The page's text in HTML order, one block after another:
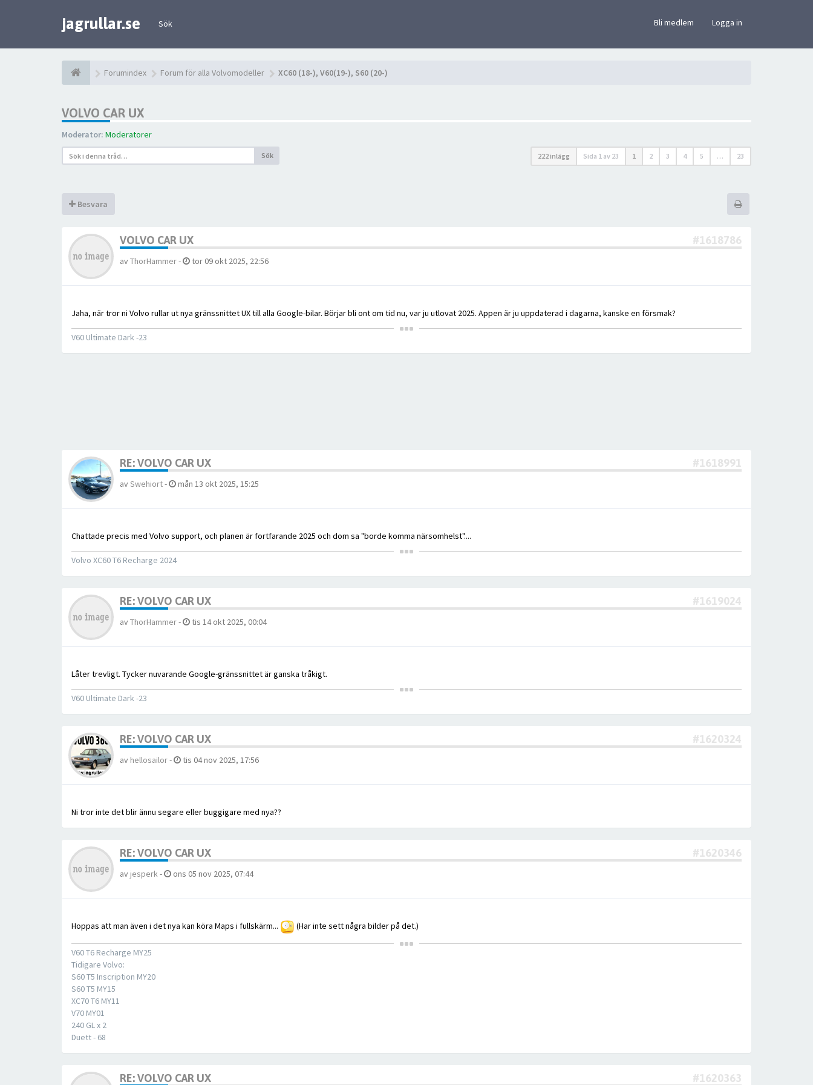
jagrullar.se Sök Bli medlem Logga in
Forumindex Forum för alla Volvomodeller XC60 (18-), V60(19-), S60 (20-)
VOLVO CAR UX
Moderator: Moderatorer
Sök 222 inlägg Sida 1 av 23 1 2 3 4 5 … 23
Besvara
VOLVO CAR UX #1618786
avThorHammer- tor 09 okt 2025, 22:56
Jaha, när tror ni Volvo rullar ut nya gränssnittet UX till alla Google-bilar. Börjar bli ont om tid nu, var ju utlovat 2025. Appen är ju uppdaterad i dagarna, kanske en försmak?
V60 Ultimate Dark -23
RE: VOLVO CAR UX #1618991
avSwehiort- mån 13 okt 2025, 15:25
Chattade precis med Volvo support, och planen är fortfarande 2025 och dom sa "borde komma närsomhelst"....
Volvo XC60 T6 Recharge 2024
RE: VOLVO CAR UX #1619024
avThorHammer- tis 14 okt 2025, 00:04
Låter trevligt. Tycker nuvarande Google-gränssnittet är ganska tråkigt.
V60 Ultimate Dark -23
RE: VOLVO CAR UX #1620324
av hellosailor- tis 04 nov 2025, 17:56
Ni tror inte det blir ännu segare eller buggigare med nya??
RE: VOLVO CAR UX #1620346
av jesperk- ons 05 nov 2025, 07:44
Hoppas att man även i det nya kan köra Maps i fullskärm... (Har inte sett några bilder på det.)
V60 T6 Recharge MY25
Tidigare Volvo:
S60 T5 Inscription MY20
S60 T5 MY15
XC70 T6 MY11
V70 MY01
240 GL x 2
Duett - 68
RE: VOLVO CAR UX #1620363